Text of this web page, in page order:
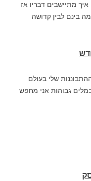
מתיישבים דבריו אז
בינם לבין קדושה
שלי בעולם
גבוהות אני מחפש